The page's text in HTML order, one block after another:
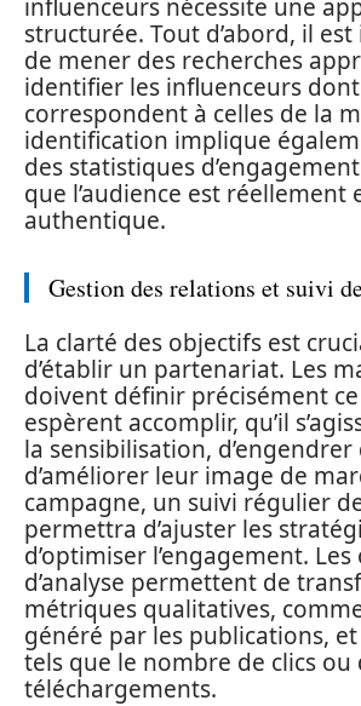
influenceurs nécessite une
structurée. Tout d’abord, il
de mener des recherches
identifier les influenceurs
correspondent à celles de la
identification implique
des statistiques
que l’audience est réellement
authentique.
Gestion des relations et suivi
La clarté des objectifs est
d’établir un partenariat. Les
doivent définir précisément ce
espèrent accomplir, qu’il
la sensibilisation,
d’améliorer leur image de
campagne, un suivi régulier
permettra d’ajuster les
d’optimiser l’engagement.
d’analyse permettent de
métriques qualitatives,
généré par les publications,
tels que le nombre de clics ou
téléchargements.